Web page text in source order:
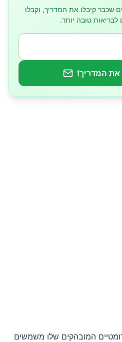
ישראלים שכבר קיבלו את המדריך, וקבלו
לבריאות טובה יותר.
את המדריך!
המובהקים שלו משמשים